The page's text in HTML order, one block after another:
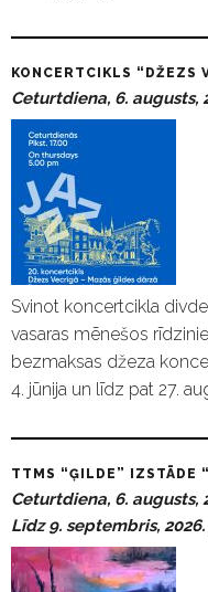
KONCERTCIKLS “DŽEZS
Ceturtdiena, 6. augusts,
Svinot koncertcikla
vasaras mēnešos
bezmaksas džeza
4. jūnija un līdz pat 27.
TTMS “ĢILDE” IZSTĀDE
Ceturtdiena, 6. augusts,
Līdz 9. septembris,